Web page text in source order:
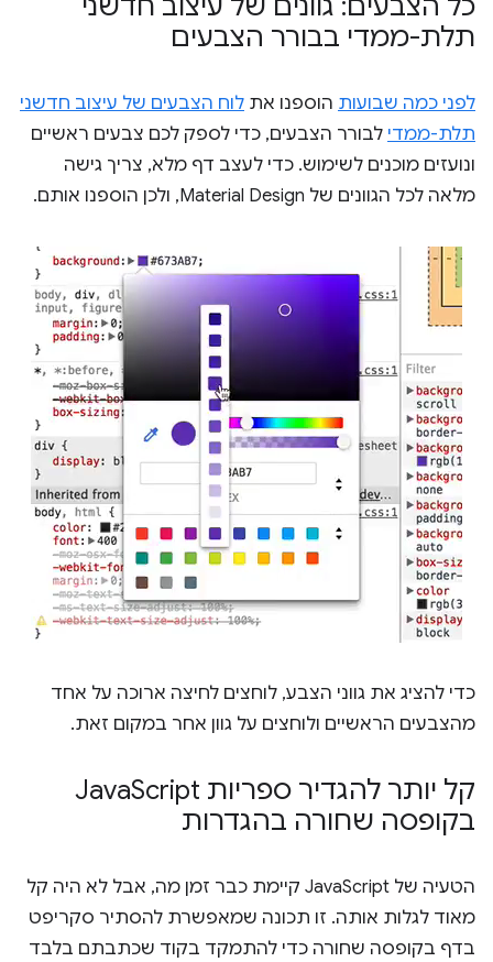
תלת-ממדי בבורר הצבעים
לפני כמה שבועות הוספנו את לוח הצבעים של עיצוב חדשני
תלת-ממדי לבורר הצבעים, כדי לספק לכם צבעים ראשיים
ונועזים מוכנים לשימוש. כדי לעצב דף מלא, צריך גישה
מלאה לכל הגוונים של Material Design, ולכן הוספנו אותם.
כדי להציג את גווני הצבע, לוחצים לחיצה ארוכה על אחד
מהצבעים הראשיים ולוחצים על גוון אחר במקום זאת.
קל יותר להגדיר ספריות Java Script
בקופסה שחורה בהגדרות
הטעיה של JavaScript קיימת כבר זמן מה, אבל לא היה קל
מאוד לגלות אותה. זו תכונה שמאפשרת להסתיר סקריפט
בדף בקופסה שחורה כדי להתמקד בקוד שכתבתם בלבד